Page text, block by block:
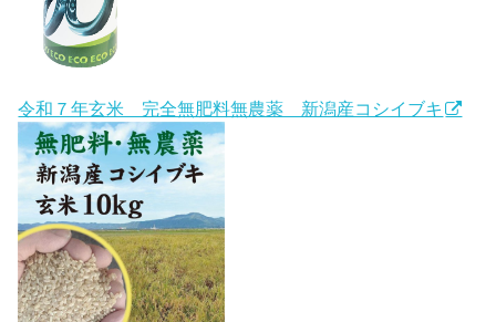
令和７年玄米 完全無肥料無農薬 新潟産コシイブキ